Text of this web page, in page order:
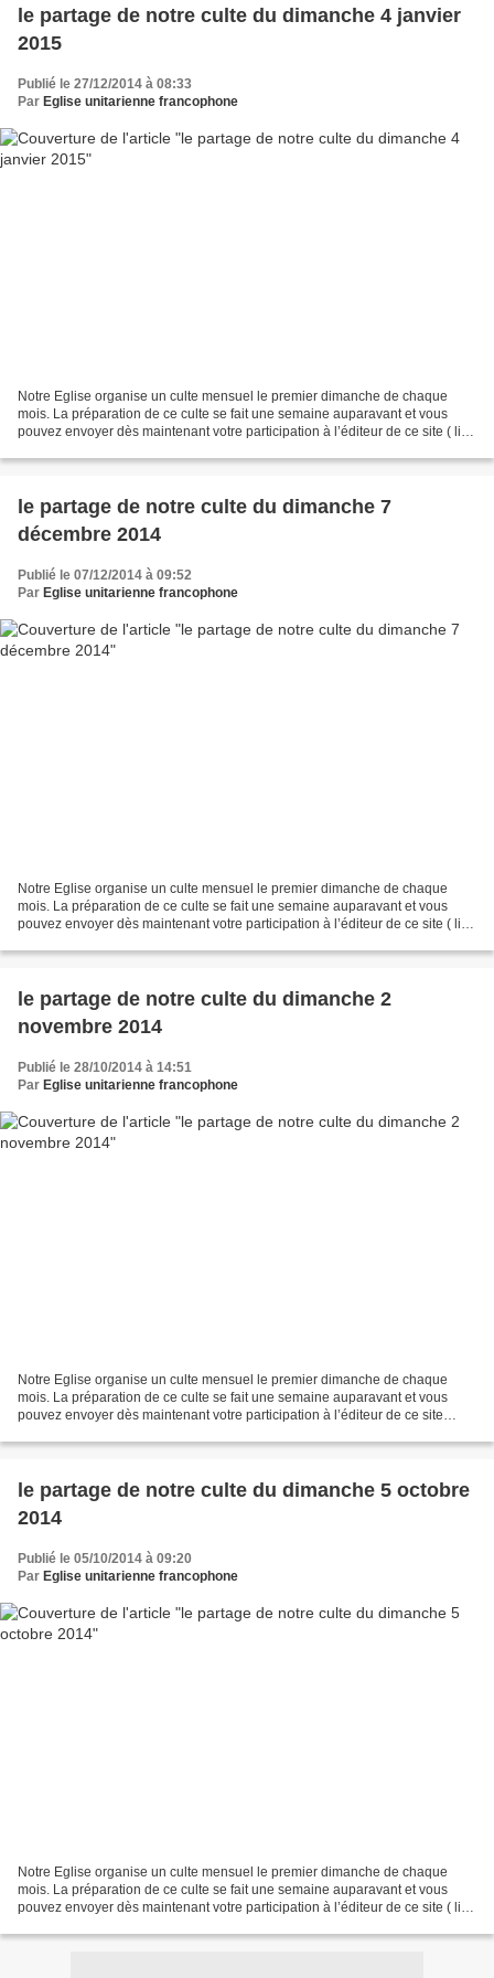
le partage de notre culte du dimanche 4 janvier
2015
Publié le 27/12/2014 à 08:33
Par Eglise unitarienne francophone
Notre Eglise organise un culte mensuel le premier dimanche de chaque
mois. La préparation de ce culte se fait une semaine auparavant et vous
pouvez envoyer dès maintenant votre participation à l’éditeur de ce site ( lien
le partage de notre culte du dimanche 7
décembre 2014
Publié le 07/12/2014 à 09:52
Par Eglise unitarienne francophone
Notre Eglise organise un culte mensuel le premier dimanche de chaque
mois. La préparation de ce culte se fait une semaine auparavant et vous
pouvez envoyer dès maintenant votre participation à l’éditeur de ce site ( lien
le partage de notre culte du dimanche 2
novembre 2014
Publié le 28/10/2014 à 14:51
Par Eglise unitarienne francophone
Notre Eglise organise un culte mensuel le premier dimanche de chaque
mois. La préparation de ce culte se fait une semaine auparavant et vous
pouvez envoyer dès maintenant votre participation à l’éditeur de ce site
le partage de notre culte du dimanche 5 octobre
2014
Publié le 05/10/2014 à 09:20
Par Eglise unitarienne francophone
Notre Eglise organise un culte mensuel le premier dimanche de chaque
mois. La préparation de ce culte se fait une semaine auparavant et vous
pouvez envoyer dès maintenant votre participation à l’éditeur de ce site ( lien